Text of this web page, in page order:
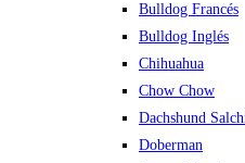
Bulldog Francés
Bulldog Inglés
Chihuahua
Chow Chow
Dachshund
Doberman